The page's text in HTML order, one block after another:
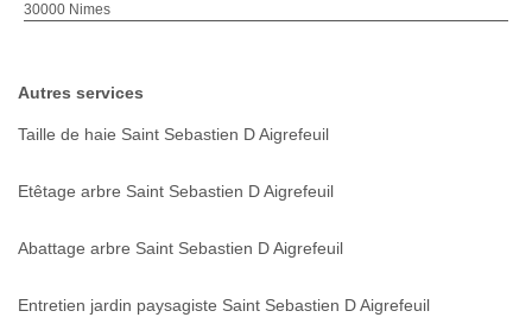
30000 Nimes
Autres services
Taille de haie Saint Sebastien D Aigrefeuil
Etêtage arbre Saint Sebastien D Aigrefeuil
Abattage arbre Saint Sebastien D Aigrefeuil
Entretien jardin paysagiste Saint Sebastien D Aigrefeuil